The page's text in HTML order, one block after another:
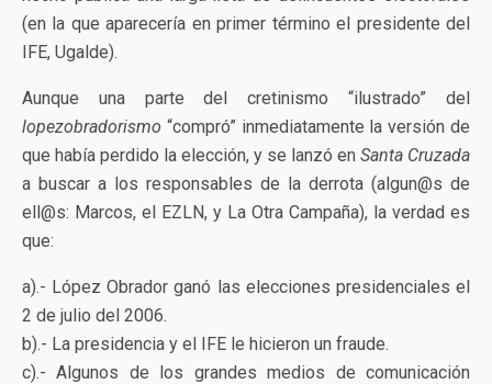
(en la que aparecería en primer término el presidente del
IFE, Ugalde).
Aunque una parte del cretinismo “ilustrado” del
lopezobradorismo “compró” inmediatamente la versión de
que había perdido la elección, y se lanzó en Santa Cruzada
a buscar a los responsables de la derrota (algun@s de
ell@s: Marcos, el EZLN, y La Otra Campaña), la verdad es
que:
a).- López Obrador ganó las elecciones presidenciales el
2 de julio del 2006.
b).- La presidencia y el IFE le hicieron un fraude.
c).- Algunos de los grandes medios de comunicación